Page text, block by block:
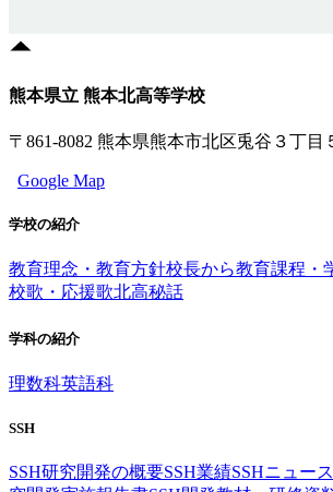
熊本県立 熊本北高等学校
〒861-8082 熊本県熊本市北区兎谷３丁目
Google Map
学校の紹介
教育理念・教育方針校長から教育課程・
校歌・応援歌北高秘話
学科の紹介
理数科英語科
SSH
SSH研究開発の概要SSH業績SSHニュー